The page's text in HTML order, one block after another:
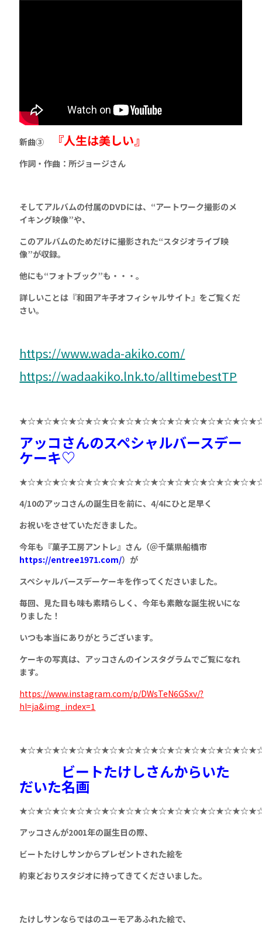
新曲③ 『人生は美しい』
作詞・作曲：所ジョージさん
そしてアルバムの付属のDVDには、“アートワーク撮影のメ
イキング映像”や、
このアルバムのためだけに撮影された“スタジオライブ映
像”が収録。
他にも“フォトブック”も・・・。
詳しいことは『和田アキ子オフィシャルサイト』をご覧くだ
さい。
https://www.wada-akiko.com/
https://wadaakiko.lnk.to/alltimebestTP
アッコさんのスペシャルバースデー
ケーキ♡
4/10のアッコさんの誕生日を前に、4/4にひと足早く
お祝いをさせていただきました。
今年も『菓子工房アントレ』さん （＠千葉県船橋市
https://entree1971.com/）が
スペシャルバースデーケーキを作ってくださいました。
毎回、見た目も味も素晴らしく、今年も素敵な誕生祝いにな
りました！
いつも本当にありがとうございます。
ケーキの写真は、アッコさんのインスタグラムでご覧になれ
ます。
https://www.instagram.com/p/DWsTeN6GSxv/?
hl=ja&img_index=1
ビートたけしさんからいた
だいた名画
アッコさんが2001年の誕生日の際、
ビートたけしサンからプレゼントされた絵を
約束どおりスタジオに持ってきてくださいました。
たけしサンならではのユーモアあふれた絵で、